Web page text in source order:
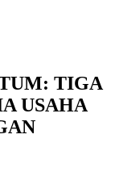
TIGA
USAHA